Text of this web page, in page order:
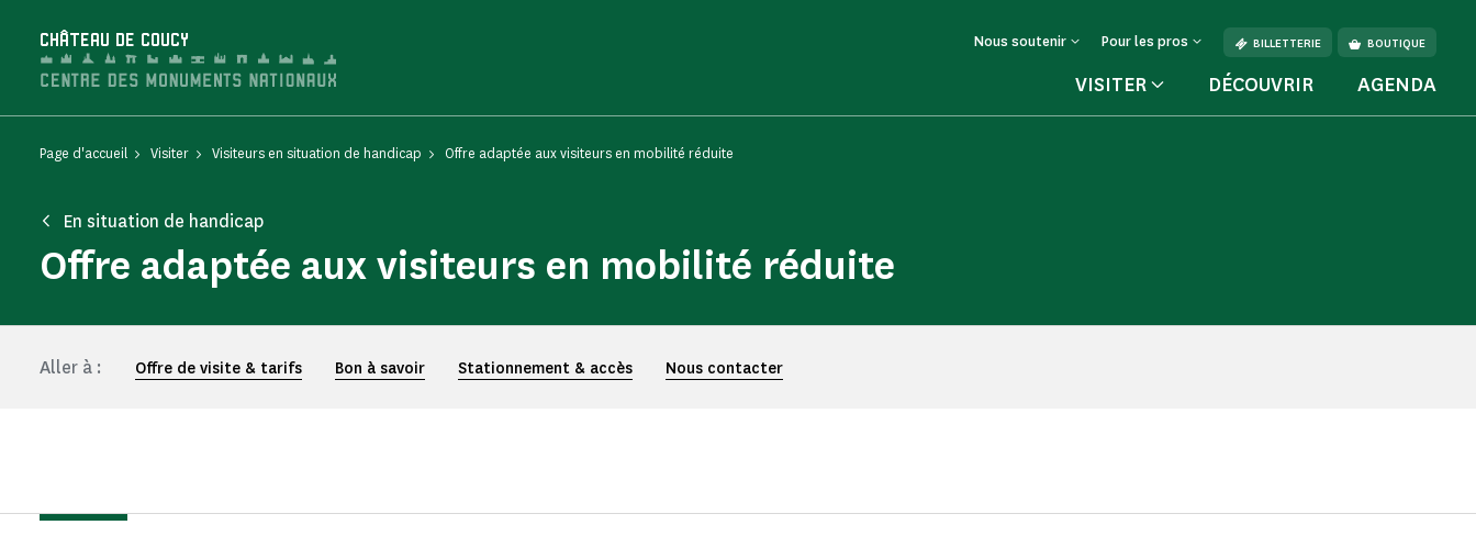
CHÂTEAU DE COUCY Nous soutenir Pour les pros BILLETTERIE BOUTIQUE
VISITER DÉCOUVRIR AGENDA
Page d'accueil Visiter Visiteurs en situation de handicap Offre adaptée aux visiteurs en mobilité réduite
En situation de handicap
Offre adaptée aux visiteurs en mobilité réduite
Aller à : Offre de visite & tarifs Bon à savoir Stationnement & accès Nous contacter